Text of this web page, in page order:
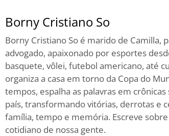
Borny Cristiano So
Borny Cristiano So é marido de Camilla,
advogado, apaixonado por esportes
basquete, vôlei, futebol americano, até
organiza a casa em torno da Copa do
tempos, espalha as palavras em
país, transformando vitórias, derrotas e
família, tempo e memória. Escreve
cotidiano de nossa gente.